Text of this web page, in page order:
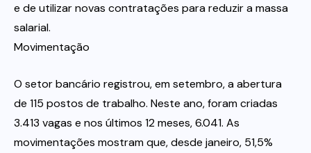
e de utilizar novas contratações para reduzir a massa
salarial.
Movimentação
O setor bancário registrou, em setembro, a abertura
de 115 postos de trabalho. Neste ano, foram criadas
3.413 vagas e nos últimos 12 meses, 6.041. As
movimentações mostram que, desde janeiro, 51,5%